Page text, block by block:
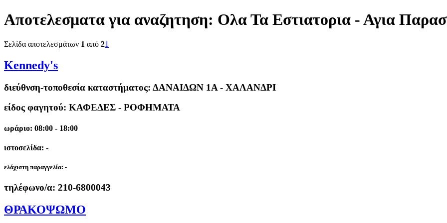
Αποτελεσματα για αναζητηση: Ολα Τα Εστιατορια - Αγια
Σελίδα αποτελεσμάτων 1 από 21
Kennedy's
διεύθνση-τοποθεσία καταστήματος: ΔΑΝΑΙΔΩΝ 1Α - ΧΑΛΑΝΔΡΙ
είδος φαγητού: ΚΑΦΕΔΕΣ - ΡΟΦΗΜΑΤΑ
ωράριο: 08:00 - 18:00
ιστοσελίδα: -
ελάχιστη παραγγελία: -
τηλέφωνο/α: 210-6800043
ΘΡΑΚΟΨΩΜΟ